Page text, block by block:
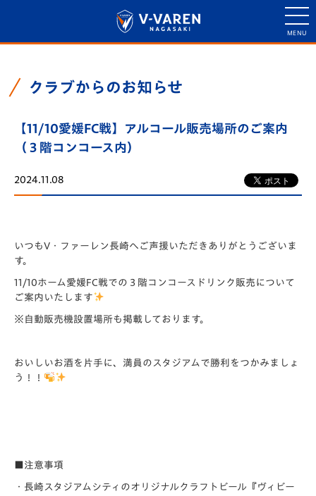
クラブからのお知らせ
【11/10愛媛FC戦】アルコール販売場所のご案内
（３階コンコース内）
2024.11.08
いつもV・ファーレン長崎へご声援いただきありがとうございま
す。
11/10ホーム愛媛FC戦での３階コンコースドリンク販売について
ご案内いたします
※自動販売機設置場所も掲載しております。
おいしいお酒を片手に、満員のスタジアムで勝利をつかみましょ
う！！
■注意事項
・長崎スタジアムシティのオリジナルクラフトビール 『ヴィビー